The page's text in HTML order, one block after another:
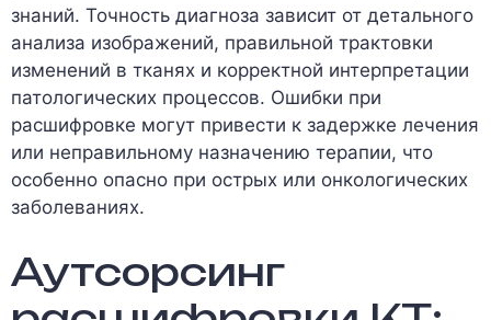
знаний. Точность диагноза зависит от детального
анализа изображений, правильной трактовки
изменений в тканях и корректной интерпретации
патологических процессов. Ошибки при
расшифровке могут привести к задержке лечения
или неправильному назначению терапии, что
особенно опасно при острых или онкологических
заболеваниях.
Аутсорсинг